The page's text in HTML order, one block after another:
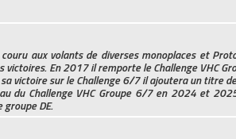
aux volants de diverses monoplaces et
victoires. En 2017 il remporte le Challenge VHC
victoire sur le Challenge 6/7 il ajoutera un titre
du Challenge VHC Groupe 6/7 en 2024 et
DE.